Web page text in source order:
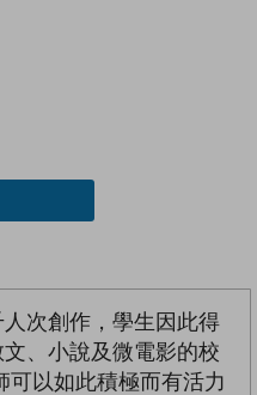
次創作，學生因此得
、小說及微電影的校
以如此積極而有活力